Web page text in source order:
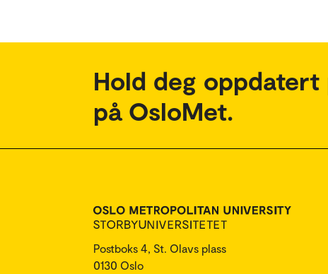
Hold deg oppdatert
på OsloMet.
Postboks 4, St. Olavs plass
0130 Oslo